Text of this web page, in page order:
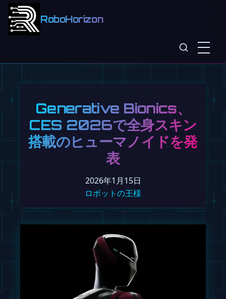
RoboHorizon
Generative Bionics、
CES 2026で全身スキン
搭載のヒューマノイドを発
表
2026年1月15日
ロボットの王様